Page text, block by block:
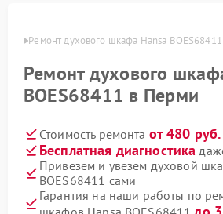
Ремонт духового шкафа Hansa
Ремонт духового
BOES68411 в Перми
Стоимость ремонта от 480 руб.
Бесплатная диагностика
Привезем и увезем духовой
BOES68411 сами
Гарантия на наши работы по